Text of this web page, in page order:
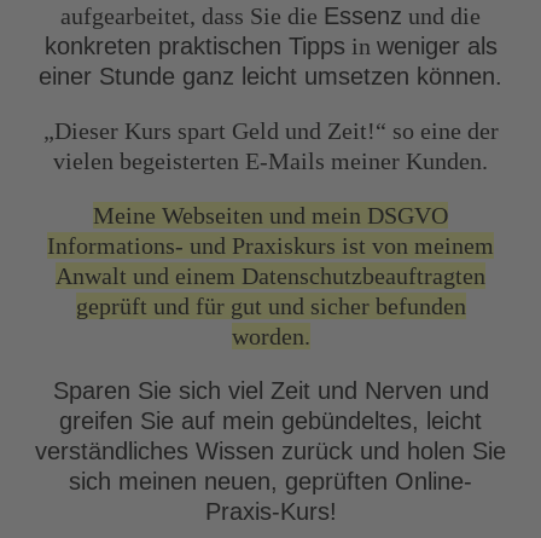
aufgearbeitet, dass Sie die Essenz und die
konkreten praktischen Tipps in weniger als
einer Stunde ganz leicht umsetzen können.
„Dieser Kurs spart Geld und Zeit!“ so eine der
vielen begeisterten E-Mails meiner Kunden.
Meine Webseiten und mein DSGVO
Informations- und Praxiskurs ist von meinem
Anwalt und einem Datenschutzbeauftragten
geprüft und für gut und sicher befunden
worden.
Sparen Sie sich viel Zeit und Nerven und
greifen Sie auf mein gebündeltes, leicht
verständliches Wissen zurück und holen Sie
sich meinen neuen, geprüften Online-
Praxis-Kurs!